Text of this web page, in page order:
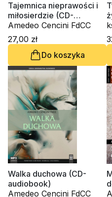
Tajemnica nieprawości i
miłosierdzie (CD-
audiobook)
Amedeo Cencini FdCC
27,00 zł
Do koszyka
Walka duchowa (CD-
audiobook)
Amedeo Cencini FdCC